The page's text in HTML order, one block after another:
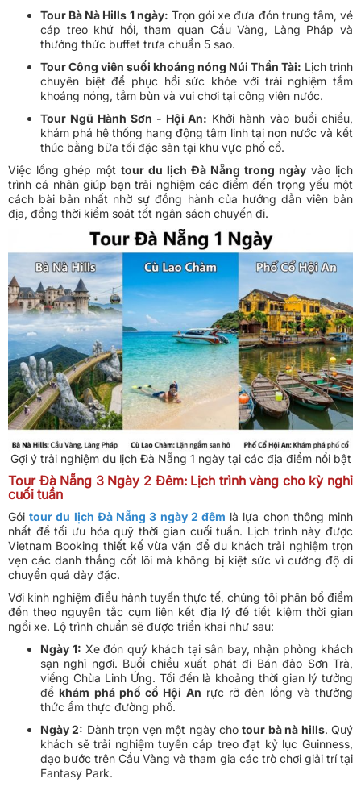
Tour Bà Nà Hills 1 ngày: Trọn gói xe đưa đón trung tâm, vé
cáp treo khứ hồi, tham quan Cầu Vàng, Làng Pháp và
thưởng thức buffet trưa chuẩn 5 sao.
Tour Công viên suối khoáng nóng Núi Thần Tài: Lịch trình
chuyên biệt để phục hồi sức khỏe với trải nghiệm tắm
khoáng nóng, tắm bùn và vui chơi tại công viên nước.
Tour Ngũ Hành Sơn - Hội An: Khởi hành vào buổi chiều,
khám phá hệ thống hang động tâm linh tại non nước và kết
thúc bằng bữa tối đặc sản tại khu vực phố cổ.
Việc lồng ghép một tour du lịch Đà Nẵng trong ngày vào lịch
trình cá nhân giúp bạn trải nghiệm các điểm đến trọng yếu một
cách bài bản nhất nhờ sự đồng hành của hướng dẫn viên bản
địa, đồng thời kiểm soát tốt ngân sách chuyến đi.
Gợi ý trải nghiệm du lịch Đà Nẵng 1 ngày tại các địa điểm nổi bật
Tour Đà Nẵng 3 Ngày 2 Đêm: Lịch trình vàng cho kỳ nghỉ
cuối tuần
Góitour du lịch Đà Nẵng 3 ngày 2 đêm là lựa chọn thông minh
nhất để tối ưu hóa quỹ thời gian cuối tuần. Lịch trình này được
Vietnam Booking thiết kế vừa vặn để du khách trải nghiệm trọn
vẹn các danh thắng cốt lõi mà không bị kiệt sức vì cường độ di
chuyển quá dày đặc.
Với kinh nghiệm điều hành tuyến thực tế, chúng tôi phân bổ điểm
đến theo nguyên tắc cụm liên kết địa lý để tiết kiệm thời gian
ngồi xe. Lộ trình chuẩn sẽ được triển khai như sau:
Ngày 1: Xe đón quý khách tại sân bay, nhận phòng khách
sạn nghỉ ngơi. Buổi chiều xuất phát đi Bán đảo Sơn Trà,
viếng Chùa Linh Ứng. Tối đến là khoảng thời gian lý tưởng
đểkhám phá phố cổ Hội An rực rỡ đèn lồng và thưởng
thức ẩm thực đường phố.
Ngày 2: Dành trọn vẹn một ngày chotour bà nà hills. Quý
khách sẽ trải nghiệm tuyến cáp treo đạt kỷ lục Guinness,
dạo bước trên Cầu Vàng và tham gia các trò chơi giải trí tại
Fantasy Park.